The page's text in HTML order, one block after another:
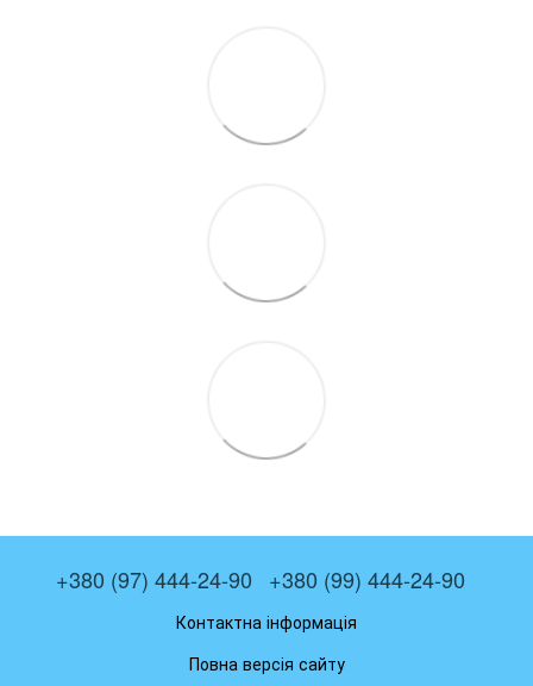
+380 (97) 444-24-90 +380 (99) 444-24-90
Контактна інформація
Повна версія сайту